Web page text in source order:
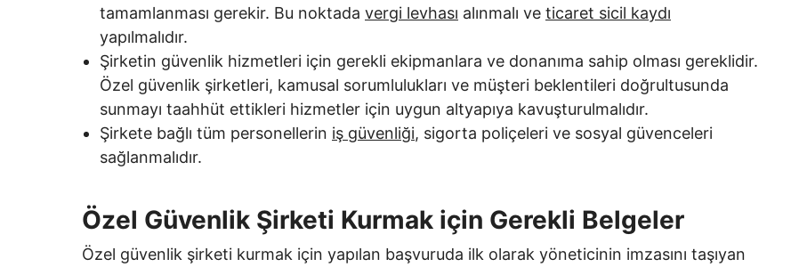
tamamlanması gerekir. Bu noktada vergi levhası alınmalı ve ticaret sicil kaydı
yapılmalıdır.
Şirketin güvenlik hizmetleri için gerekli ekipmanlara ve donanıma sahip olması gereklidir.
Özel güvenlik şirketleri, kamusal sorumlulukları ve müşteri beklentileri doğrultusunda
sunmayı taahhüt ettikleri hizmetler için uygun altyapıya kavuşturulmalıdır.
Şirkete bağlı tüm personellerin iş güvenliği, sigorta poliçeleri ve sosyal güvenceleri
sağlanmalıdır.
Özel Güvenlik Şirketi Kurmak için Gerekli Belgeler
Özel güvenlik şirketi kurmak için yapılan başvuruda ilk olarak yöneticinin imzasını taşıyan